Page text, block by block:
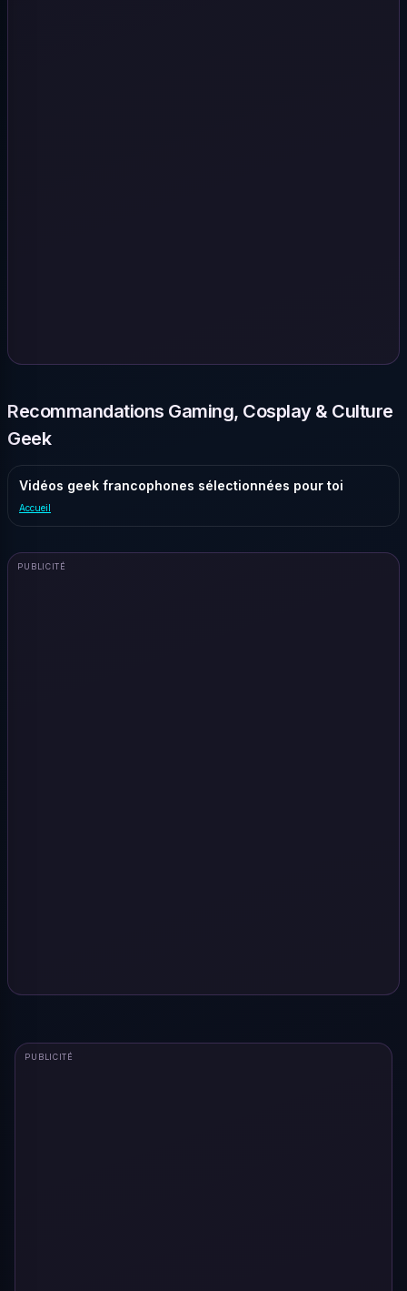
Recommandations Gaming, Cosplay & Culture
Geek
Vidéos geek francophones sélectionnées pour toi
Accueil
PUBLICITÉ
PUBLICITÉ